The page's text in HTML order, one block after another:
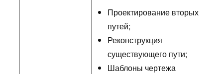
Проектирование вторых
путей;
Реконструкция
существующего пути;
Шаблоны чертежа